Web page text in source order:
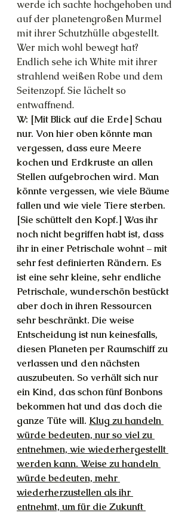
werde ich sachte hochgehoben und
auf der planetengroßen Murmel
mit ihrer Schutzhülle abgestellt.
Wer mich wohl bewegt hat?
Endlich sehe ich White mit ihrer
strahlend weißen Robe und dem
Seitenzopf. Sie lächelt so
entwaffnend.
W: [Mit Blick auf die Erde] Schau
nur. Von hier oben könnte man
vergessen, dass eure Meere
kochen und Erdkruste an allen
Stellen aufgebrochen wird. Man
könnte vergessen, wie viele Bäume
fallen und wie viele Tiere sterben.
[Sie schüttelt den Kopf.] Was ihr
noch nicht begriffen habt ist, dass
ihr in einer Petrischale wohnt – mit
sehr fest definierten Rändern. Es
ist eine sehr kleine, sehr endliche
Petrischale, wunderschön bestückt
aber doch in ihren Ressourcen
sehr beschränkt. Die weise
Entscheidung ist nun keinesfalls,
diesen Planeten per Raumschiff zu
verlassen und den nächsten
auszubeuten. So verhält sich nur
ein Kind, das schon fünf Bonbons
bekommen hat und das doch die
ganze Tüte will. Klug zu handeln
würde bedeuten, nur so viel zu
entnehmen, wie wiederhergestellt
werden kann. Weise zu handeln
würde bedeuten, mehr
wiederherzustellen als ihr
entnehmt, um für die Zukunft